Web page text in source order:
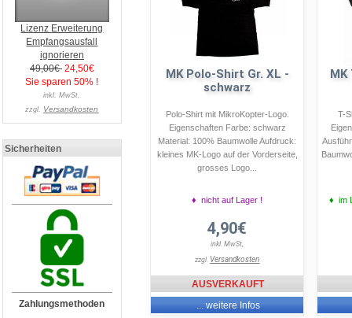
Lizenz Erweiterung
Empfangsausfall
ignorieren
49,00€ 24,50€
Sie sparen 50% !
inkl. MwSt,
zzgl. Versandkosten
Sicherheiten
Zahlungsmethoden
MK Polo-Shirt Gr. XL -
schwarz
Polo-Shirt mit MikroKopter-Logo.
Eigenschaften Farbe: schwarz
Material: 100% Baumwolle Aufdruck:
kleines MK-Logo auf der Vorderseite,
grosses Logo...
♦ nicht auf Lager !
4,90€
inkl. MwSt,
zzgl. Versandkosten
AUSVERKAUFT
... weitere Infos
MK
T-
♦ im